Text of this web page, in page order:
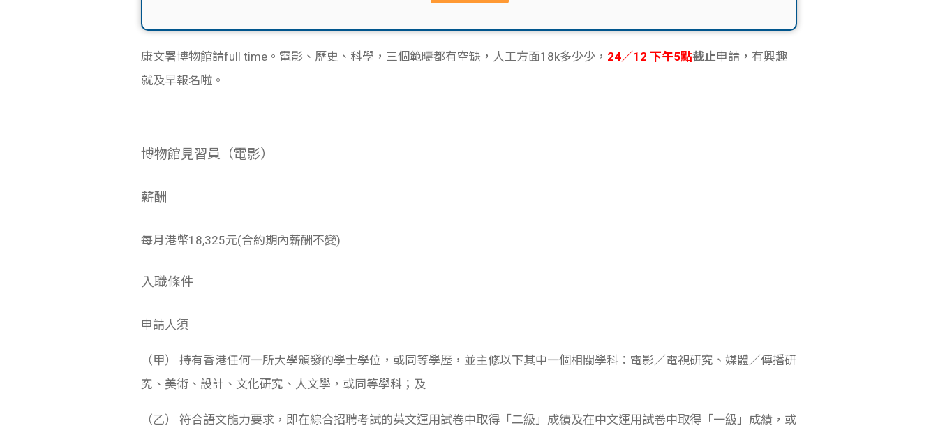
康文署博物館請full time。電影、歷史、科學，三個範疇都有空缺，人工方面18k多少少， 24／12 下午5點截止申請，有興趣
就及早報名啦。
博物館見習員（電影）
薪酬
每月港幣18,325元(合約期內薪酬不變)
入職條件
申請人須
（甲） 持有香港任何一所大學頒發的學士學位，或同等學歷，並主修以下其中一個相關學科：電影／電視研究、媒體／傳播研
究、美術、設計、文化研究、人文學，或同等學科；及
（乙） 符合語文能力要求，即在綜合招聘考試的英文運用試卷中取得「二級」成績及在中文運用試卷中取得「一級」成績，或